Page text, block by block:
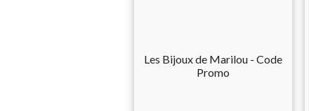
Les Bijoux de Marilou - Code
Promo